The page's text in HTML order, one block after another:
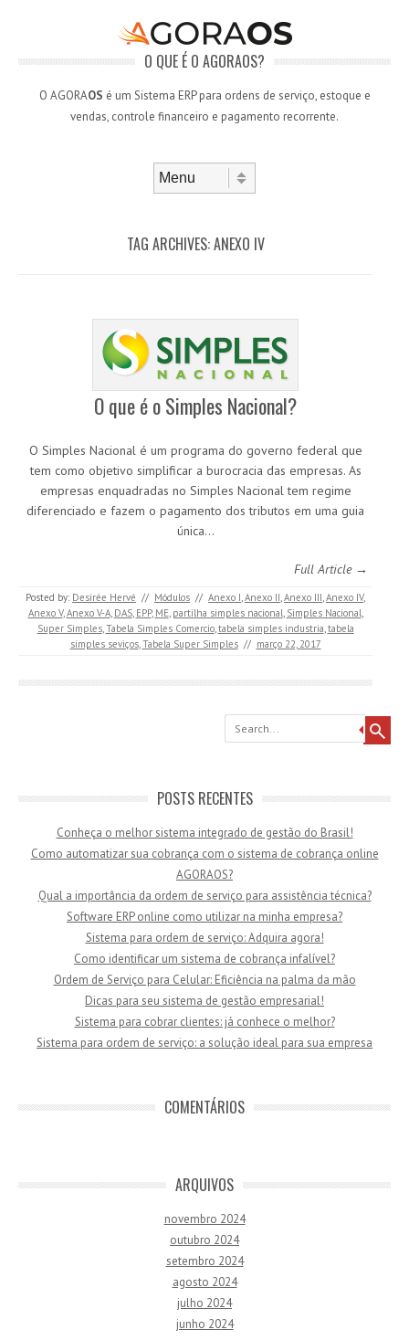
O QUE É O AGORAOS?
O AGORAOS é um Sistema ERP para ordens de serviço, estoque e
vendas, controle financeiro e pagamento recorrente.
TAG ARCHIVES:ANEXO IV
O que é o Simples Nacional?
O Simples Nacional é um programa do governo federal que
tem como objetivo simplificar a burocracia das empresas. As
empresas enquadradas no Simples Nacional tem regime
diferenciado e fazem o pagamento dos tributos em uma guia
única…
Full Article →
Posted by: Desirée Hervé // Módulos // Anexo I,Anexo II,Anexo III,Anexo IV,
Anexo V,Anexo V-A, DAS, EPP, ME, partilha simples nacional, Simples Nacional,
Super Simples,Tabela Simples Comercio,tabela simples industria,tabela
simples seviços,Tabela Super Simples // março 22, 2017
Search
POSTS RECENTES
Conheça o melhor sistema integrado de gestão do Brasil!
Como automatizar sua cobrança com o sistema de cobrança online
AGORAOS?
Qual a importância da ordem de serviço para assistência técnica?
Software ERP online como utilizar na minha empresa?
Sistema para ordem de serviço: Adquira agora!
Como identificar um sistema de cobrança infalível?
Ordem de Serviço para Celular: Eficiência na palma da mão
Dicas para seu sistema de gestão empresarial!
Sistema para cobrar clientes: já conhece o melhor?
Sistema para ordem de serviço: a solução ideal para sua empresa
COMENTÁRIOS
ARQUIVOS
novembro 2024
outubro 2024
setembro 2024
agosto 2024
julho 2024
junho 2024